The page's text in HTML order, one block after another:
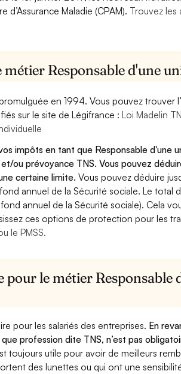
d’Assurance Maladie (CPAM). Trouvez les
Responsable d'une
en 1994. Vous pouvez trouver
sur le site de Légifrance :Loi Madelin
impôts en tant que Responsable d'une
ou prévoyance TNS. Vous pouvez
certaine limite.Vous pouvez déduire
annuel de la Sécurité sociale. Le total
annuel de la Sécurité sociale). Cela
ces options de protection pour les
le PMSS.
le métier Responsable
pour les salariés des entreprises. En
profession dite TNS, n’est pas
toujours utile pour avoir de meilleurs
des lunettes ou qui ont une